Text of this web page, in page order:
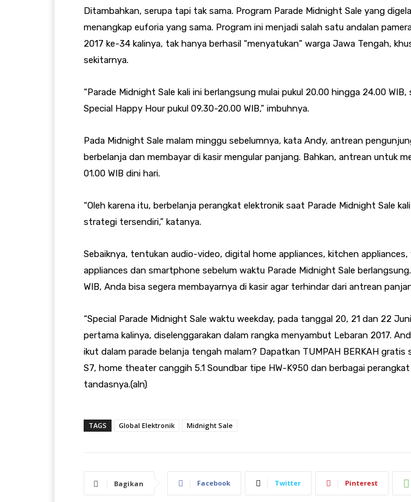
Ditambahkan, serupa tapi tak sama. Program Parade Midnight Sale yang
menangkap euforia yang sama. Program ini menjadi salah satu andalan
2017 ke-34 kalinya, tak hanya berhasil “menyatukan” warga Jawa Tengah,
sekitarnya.
“Parade Midnight Sale kali ini berlangsung mulai pukul 20.00 hingga 24.00 WIB,
Special Happy Hour pukul 09.30-20.00 WIB,” imbuhnya.
Pada Midnight Sale malam minggu sebelumnya, kata Andy, antrean
berbelanja dan membayar di kasir mengular panjang. Bahkan, antrean untuk
01.00 WIB dini hari.
“Oleh karena itu, berbelanja perangkat elektronik saat Parade Midnight Sale
strategi tersendiri,” katanya.
Sebaiknya, tentukan audio-video, digital home appliances, kitchen
appliances dan smartphone sebelum waktu Parade Midnight Sale
WIB, Anda bisa segera membayarnya di kasir agar terhindar dari antrean
“Special Parade Midnight Sale waktu weekday, pada tanggal 20, 21 dan 22
pertama kalinya, diselenggarakan dalam rangka menyambut Lebaran 2017.
ikut dalam parade belanja tengah malam? Dapatkan TUMPAH BERKAH gratis
S7, home theater canggih 5.1 Soundbar tipe HW-K950 dan berbagai perangkat
tandasnya.(aln)
TAGS Global Elektronik Midnight Sale
Bagikan Facebook Twitter Pinterest